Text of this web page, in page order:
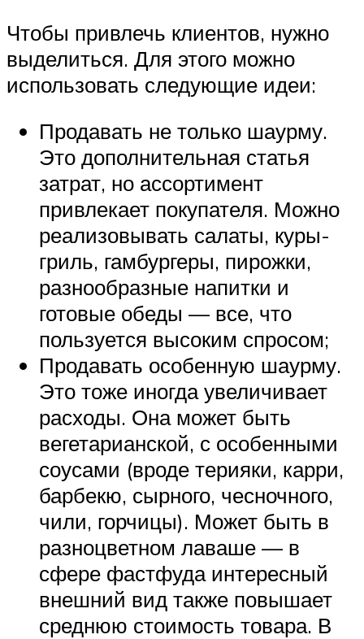
Чтобы привлечь клиентов, нужно
выделиться. Для этого можно
использовать следующие идеи:
Продавать не только шаурму.
Это дополнительная статья
затрат, но ассортимент
привлекает покупателя. Можно
реализовывать салаты, куры-
гриль, гамбургеры, пирожки,
разнообразные напитки и
готовые обеды — все, что
пользуется высоким спросом;
Продавать особенную шаурму.
Это тоже иногда увеличивает
расходы. Она может быть
вегетарианской, с особенными
соусами (вроде терияки, карри,
барбекю, сырного, чесночного,
чили, горчицы). Может быть в
разноцветном лаваше — в
сфере фастфуда интересный
внешний вид также повышает
среднюю стоимость товара. В